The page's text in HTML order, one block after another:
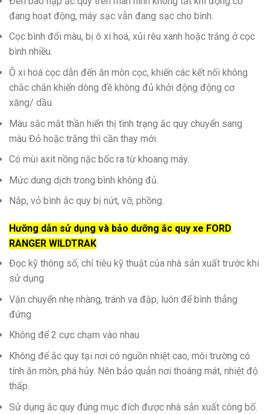
đang hoạt động, máy sạc vẫn đang sạc cho bình.
Cọc bình đổi màu, bị ô xi hoá, xủi rêu xanh hoặc trắng ở cọc
bình nhiều.
Ô xi hoá cọc dẫn đến ăn mòn cọc, khiến các kết nối không
chắc chắn khiến dòng đề không đủ khởi động động cơ
xăng/ dầu.
Màu sắc mắt thần hiển thị tình trạng ắc quy chuyển sang
màu Đỏ hoặc trắng thì cần thay mới.
Có mùi axit nồng nặc bốc ra từ khoang máy.
Mức dung dịch trong bình không đủ.
Nắp, vỏ bình ắc quy bị nứt, vỡ, phồng.
Hưỡng dẫn sử dụng và bảo dưỡng ắc quy xe FORD
RANGER WILDTRAK
Đọc kỹ thông số, chỉ tiêu kỹ thuật của nhà sản xuất trước khi
sử dụng
Vận chuyển nhẹ nhàng, tránh va đập, luôn để bình thẳng
đứng
Không để 2 cực chạm vào nhau
Không để ắc quy tại nơi có nguồn nhiệt cao, môi trường có
tính ăn mòn, phá hủy. Nên bảo quản nơi thoáng mát, nhiệt độ
thấp.
Sử dụng ắc quy đúng mục đích được nhà sản xuất công bố.